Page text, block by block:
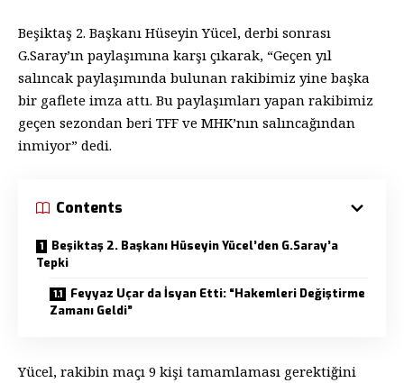
Beşiktaş 2. Başkanı Hüseyin Yücel, derbi sonrası
G.Saray’ın paylaşımına karşı çıkarak, “Geçen yıl
salıncak paylaşımında bulunan rakibimiz yine başka
bir gaflete imza attı. Bu paylaşımları yapan rakibimiz
geçen sezondan beri TFF ve MHK’nın salıncağından
inmiyor” dedi.
Contents
Beşiktaş 2. Başkanı Hüseyin Yücel’den G.Saray’a
Tepki
Feyyaz Uçar da İsyan Etti: “Hakemleri Değiştirme
Zamanı Geldi”
Yücel, rakibin maçı 9 kişi tamamlaması gerektiğini